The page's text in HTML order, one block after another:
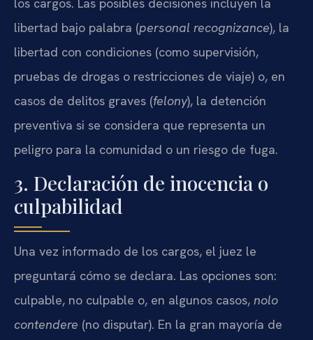
libertad bajo palabra (personal recognizance), la
libertad con condiciones (como supervisión,
pruebas de drogas o restricciones de viaje) o, en
casos de delitos graves (felony), la detención
preventiva si se considera que representa un
peligro para la comunidad o un riesgo de fuga.
3. Declaración de inocencia o
culpabilidad
Una vez informado de los cargos, el juez le
preguntará cómo se declara. Las opciones son:
culpable, no culpable o, en algunos casos, nolo
contendere (no disputar). En la gran mayoría de